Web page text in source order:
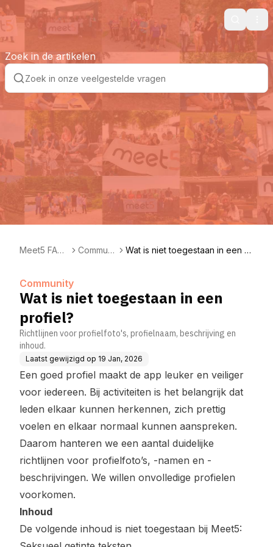
Search
Zoek in de artikelen
Meet5 FAQ
Communi
Wat is niet toegestaan in een pr
Community
Wat is niet toegestaan in een
profiel?
Richtlijnen voor profielfoto's, profielnaam, beschrijving en
inhoud.
Laatst gewijzigd op 19 Jan, 2026
Een goed profiel maakt de app leuker en veiliger
voor iedereen. Bij activiteiten is het belangrijk dat
leden elkaar kunnen herkennen, zich prettig
voelen en elkaar normaal kunnen aanspreken.
Daarom hanteren we een aantal duidelijke
richtlijnen voor profielfoto’s, -namen en -
beschrijvingen. We willen onvolledige profielen
voorkomen.
Inhoud
De volgende inhoud is niet toegestaan bij Meet5: